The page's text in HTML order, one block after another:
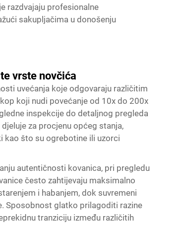
razdvajaju profesionalne
sakupljačima u donošenju
vrste novčića
uvećanja koje odgovaraju različitim
koji nudi povećanje od 10x do 200x
inspekcije do detaljnog pregleda
za procjenu općeg stanja,
kao što su ogrebotine ili uzorci
autentičnosti kovanica, pri pregledu
često zahtijevaju maksimalno
i habanjem, dok suvremeni
Sposobnost glatko prilagoditi razine
tranziciju između različitih